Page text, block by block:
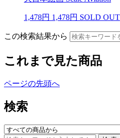
1,478円 1,478円 SOLD OUT
この検索結果から
これまで見た商品
ページの先頭へ
検索